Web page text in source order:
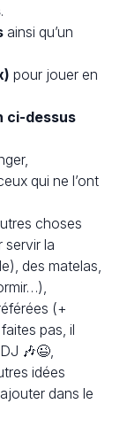
.
ainsi qu’un
pour jouer en
ci-dessus
qui ne l’ont
choses
servir la
des matelas,
(+
pas, il
🎶😉,
idées
dans le